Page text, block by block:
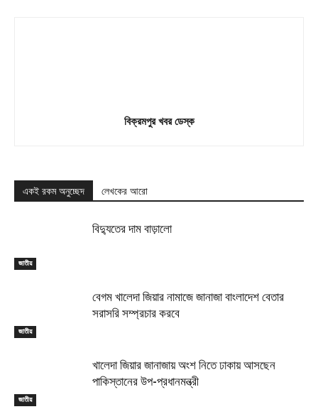
বিক্রমপুর খবর ডেস্ক
একই রকম অনুচ্ছেদ লেখকের আরো
জাতীয়
বিদ্যুতের দাম বাড়ালো
জাতীয়
বেগম খালেদা জিয়ার নামাজে জানাজা বাংলাদেশ বেতার
সরাসরি সম্প্রচার করবে
জাতীয়
খালেদা জিয়ার জানাজায় অংশ নিতে ঢাকায় আসছেন
পাকিস্তানের উপ-প্রধানমন্ত্রী